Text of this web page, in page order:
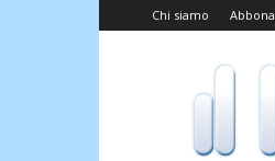
Chi siamo
Il
Latte